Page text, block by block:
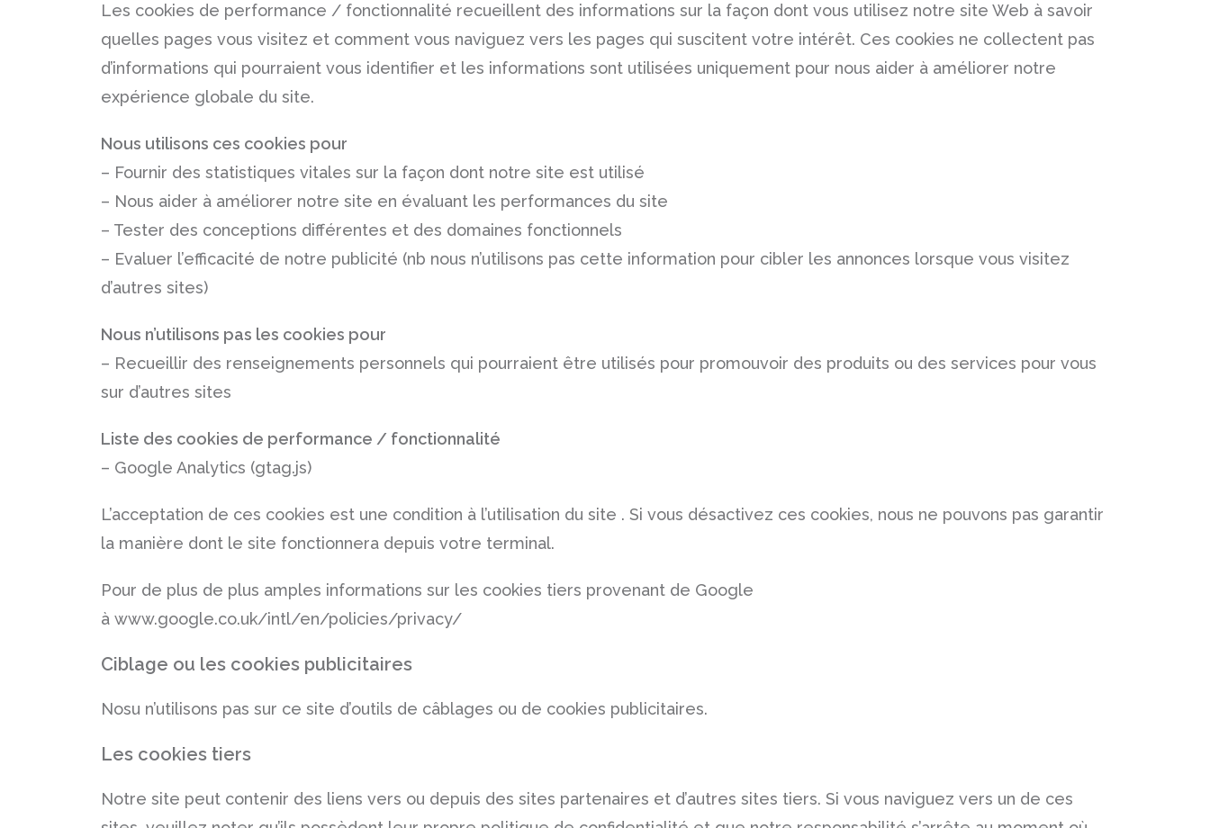
Les cookies de performance / fonctionnalité recueillent des informations sur la façon dont vous utilisez notre site Web à savoir
quelles pages vous visitez et comment vous naviguez vers les pages qui suscitent votre intérêt. Ces cookies ne collectent pas
d’informations qui pourraient vous identifier et les informations sont utilisées uniquement pour nous aider à améliorer notre
expérience globale du site.
Nous utilisons ces cookies pour
– Fournir des statistiques vitales sur la façon dont notre site est utilisé
– Nous aider à améliorer notre site en évaluant les performances du site
– Tester des conceptions différentes et des domaines fonctionnels
– Evaluer l’efficacité de notre publicité (nb nous n’utilisons pas cette information pour cibler les annonces lorsque vous visitez
d’autres sites)
Nous n’utilisons pas les cookies pour
– Recueillir des renseignements personnels qui pourraient être utilisés pour promouvoir des produits ou des services pour vous
sur d’autres sites
Liste des cookies de performance / fonctionnalité
– Google Analytics (gtag.js)
L’acceptation de ces cookies est une condition à l’utilisation du site . Si vous désactivez ces cookies, nous ne pouvons pas garantir
la manière dont le site fonctionnera depuis votre terminal.
Pour de plus de plus amples informations sur les cookies tiers provenant de Google
à www.google.co.uk/intl/en/policies/privacy/
Ciblage ou les cookies publicitaires
Nosu n’utilisons pas sur ce site d’outils de câblages ou de cookies publicitaires.
Les cookies tiers
Notre site peut contenir des liens vers ou depuis des sites partenaires et d’autres sites tiers. Si vous naviguez vers un de ces